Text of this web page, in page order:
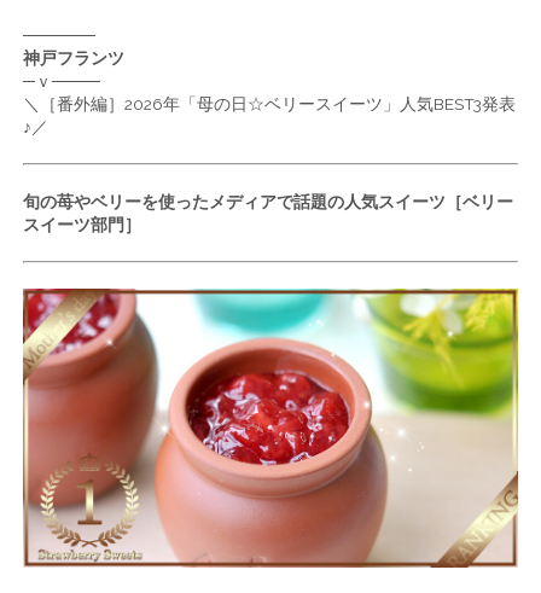
──────
神戸フランツ
─ｖ────
＼［番外編］2026年「母の日☆ベリースイーツ」人気BEST3発表
♪／
旬の苺やベリーを使ったメディアで話題の人気スイーツ［ベリー
スイーツ部門］